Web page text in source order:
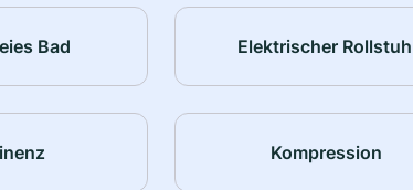
Bad Elektrischer
Kompression